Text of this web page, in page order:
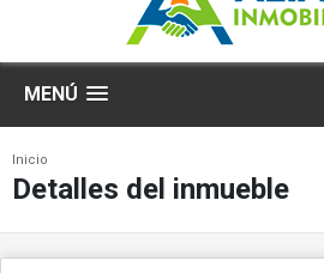
MENÚ
Inicio
Detalles del inmueble